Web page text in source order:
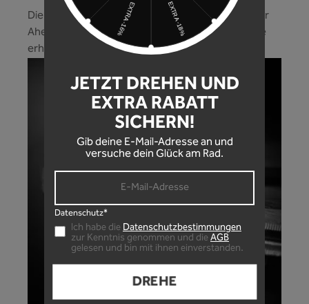
Die Schraube integriert sich perfekt ins Design der
Ahead Kappe! Eine hochwertige Schraube und die
erhältst du bei uns gleich mit dazu!
JETZT DREHEN UND
EXTRA RABATT
SICHERN!
Gib deine E-Mail-Adresse an und
versuche dein Glück am Rad.
Datenschutz*
Ich habe die Datenschutzbestimmungen
zur Kenntnis genommen und die AGB
gelesen und bin mit ihnen einverstanden.
DREHE